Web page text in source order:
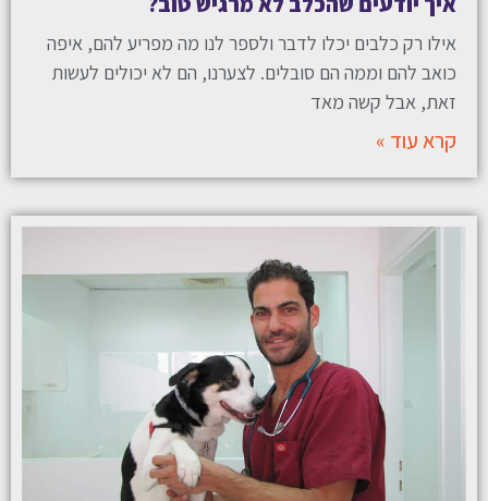
אילו רק כלבים יכלו לדבר ולספר לנו מה מפריע להם, איפה
כואב להם וממה הם סובלים. לצערנו, הם לא יכולים לעשות
זאת, אבל קשה מאד
קרא עוד »